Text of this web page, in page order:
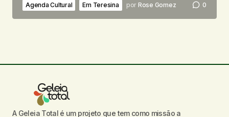
Agenda Cultural Em Teresina por Rose Gomez 0
A Geleia Total é um projeto que tem como missão a